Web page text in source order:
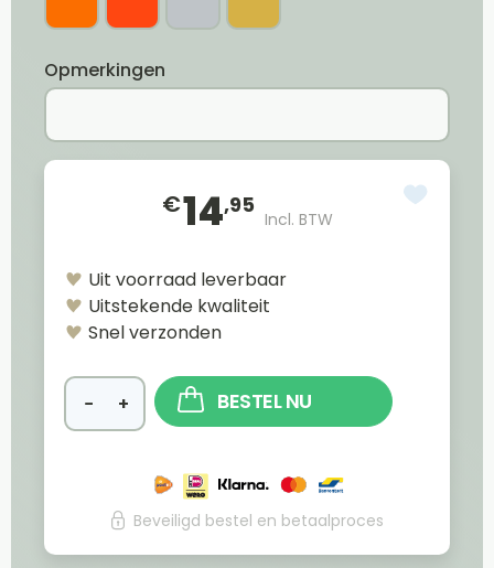
Opmerkingen
€14,95
Incl. BTW
Uit voorraad leverbaar
Uitstekende kwaliteit
Snel verzonden
− + BESTEL NU
Beveiligd bestel en betaalproces